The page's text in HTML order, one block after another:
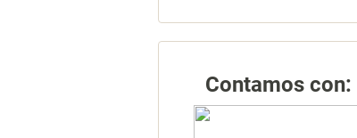
Contamos con: